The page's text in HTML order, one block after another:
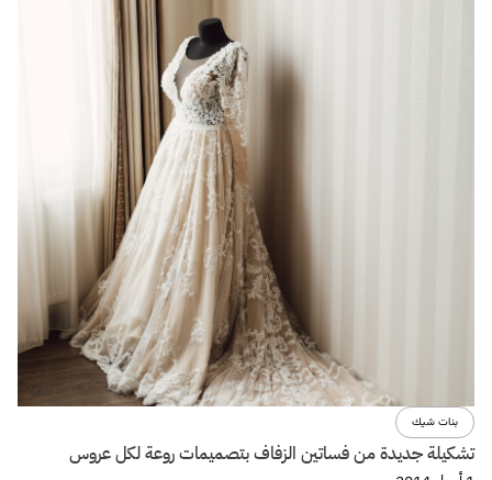
بنات شيك
تشكيلة جديدة من فساتين الزفاف بتصميمات روعة لكل عروس